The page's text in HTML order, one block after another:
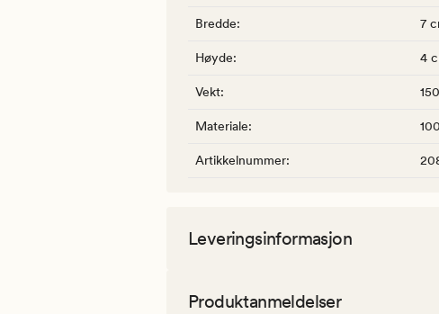
Bredde: 7
Høyde: 4
Vekt:
Materiale:
Artikkelnummer:
Leveringsinformasjon
Produktanmeldelser